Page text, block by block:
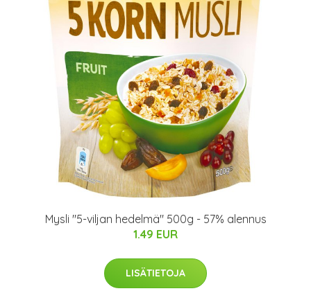
Mysli "5-viljan hedelmä" 500g - 57% alennus
1.49 EUR
LISÄTIETOJA